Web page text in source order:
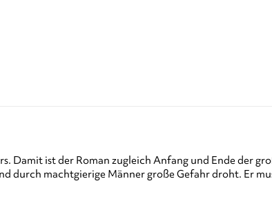
Damit ist der Roman zugleich Anfang und Ende der
durch machtgierige Männer große Gefahr droht. Er